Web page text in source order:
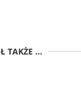
TAKŻE ...